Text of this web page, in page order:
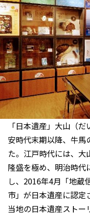
「日本遺産」大山（
安時代末期以降、牛馬
た。江戸時代には、
隆盛を極め、明治時
し、2016年4月「地蔵
市」が日本遺産に認定
当地の日本遺産スト